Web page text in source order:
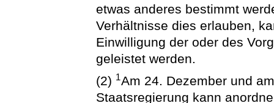
etwas anderes bestimmt
Verhältnisse dies erlauben,
Einwilligung der oder des
geleistet werden.
(2) 1Am 24. Dezember und
Staatsregierung kann